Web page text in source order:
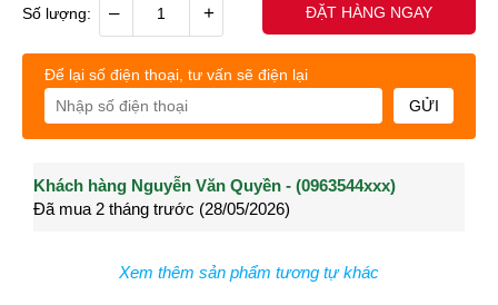
Số lượng: – + ĐẶT HÀNG NGAY
Để lại số điện thoại, tư vấn sẽ điện lại
GỬI
Khách hàng Nguyễn Văn Quyền - (0963544xxx)
Đã mua 2 tháng trước (28/05/2026)
Khách hàng Nguyễn Thành Long - (0902021xxx)
Đã mua 3 tháng trước (27/04/2026)
Xem thêm sản phẩm tương tự khác